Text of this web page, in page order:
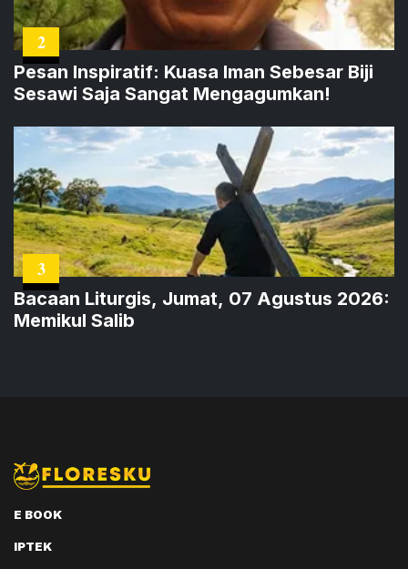
2
Pesan Inspiratif: Kuasa Iman Sebesar Biji
Sesawi Saja Sangat Mengagumkan!
3
Bacaan Liturgis, Jumat, 07 Agustus 2026:
Memikul Salib
E BOOK
IPTEK